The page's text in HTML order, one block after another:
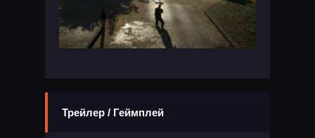
Трейлер / Геймплей